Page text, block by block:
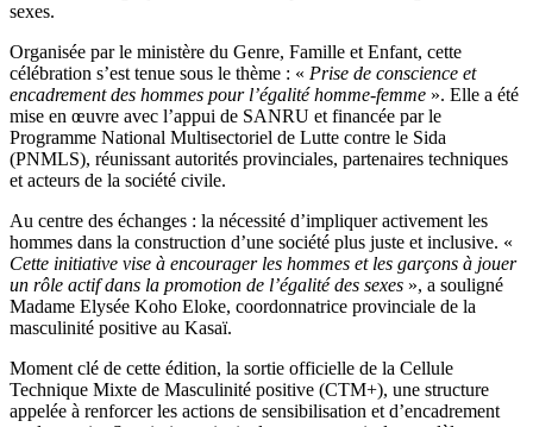
sexes.
Organisée par le ministère du Genre, Famille et Enfant, cette
célébration s’est tenue sous le thème : « Prise de conscience et
encadrement des hommes pour l’égalité homme-femme ». Elle a été
mise en œuvre avec l’appui de SANRU et financée par le
Programme National Multisectoriel de Lutte contre le Sida
(PNMLS), réunissant autorités provinciales, partenaires techniques
et acteurs de la société civile.
Au centre des échanges : la nécessité d’impliquer activement les
hommes dans la construction d’une société plus juste et inclusive. «
Cette initiative vise à encourager les hommes et les garçons à jouer
un rôle actif dans la promotion de l’égalité des sexes », a souligné
Madame Elysée Koho Eloke, coordonnatrice provinciale de la
masculinité positive au Kasaï.
Moment clé de cette édition, la sortie officielle de la Cellule
Technique Mixte de Masculinité positive (CTM+), une structure
appelée à renforcer les actions de sensibilisation et d’encadrement